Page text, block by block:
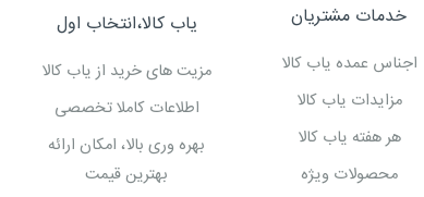
خدمات مشتریان
اجناس عمده یاب کالا
مزایدات یاب کالا
هر هفته یاب کالا
محصولات ویژه
یاب کالا،انتخاب اول
مزیت های خرید از یاب کالا
اطلاعات کاملا تخصصی
بهره وری بالا، امکان ارائه
بهترین قیمت